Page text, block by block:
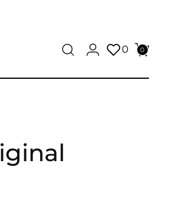
0 0